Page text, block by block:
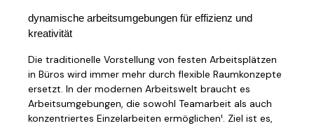
dynamische arbeitsumgebungen für effizienz und
kreativität
Die traditionelle Vorstellung von festen Arbeitsplätzen
in Büros wird immer mehr durch flexible Raumkonzepte
ersetzt. In der modernen Arbeitswelt braucht es
Arbeitsumgebungen, die sowohl Teamarbeit als auch
konzentriertes Einzelarbeiten ermöglichen​¹​. Ziel ist es,